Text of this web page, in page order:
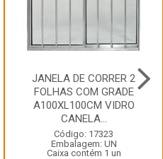
JANELA DE CORRER 2
FOLHAS COM GRADE
A100XL100CM VIDRO
CANELA...
Código: 17323
Embalagem: UN
Caixa contém 1 un